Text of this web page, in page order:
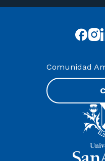
Comunidad